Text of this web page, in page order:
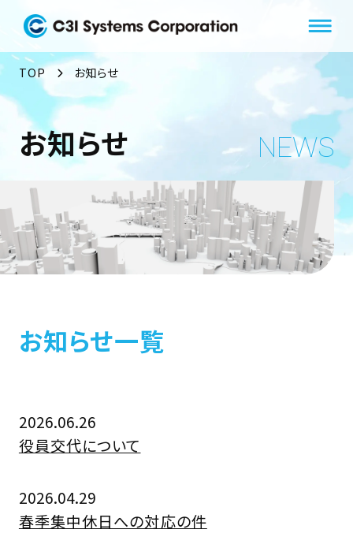
へ
動
TOP お知らせ
お知らせ NEWS
お知らせ一覧
2026.06.26
役員交代について
2026.04.29
春季集中休日への対応の件